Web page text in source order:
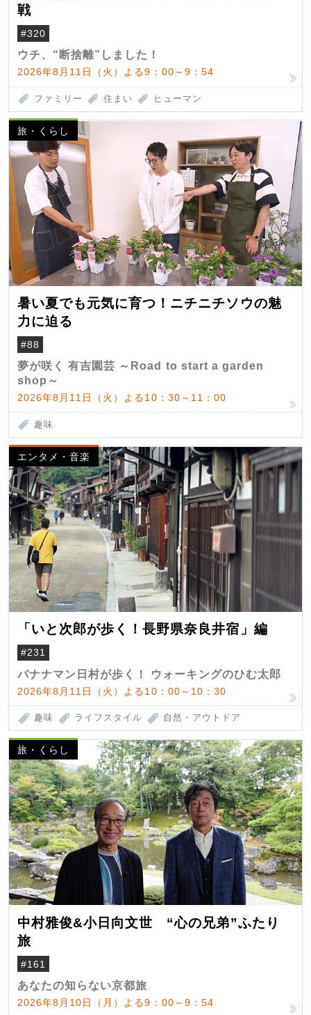
戦
#320
ウチ、“断捨離”しました！
2026年8月11日（火）よる9：00～9：54
ファミリー 住まい ヒューマン
旅・くらし
暑い夏でも元気に育つ！ニチニチソウの魅
力に迫る
#88
夢が咲く 有吉園芸 ～Road to start a garden
shop～
2026年8月11日（火）よる10：30～11：00
趣味
エンタメ・音楽
「いと次郎が歩く！長野県奈良井宿」編
#231
バナナマン日村が歩く！ ウォーキングのひむ太郎
2026年8月11日（火）よる10：00～10：30
趣味 ライフスタイル 自然・アウトドア
旅・くらし
中村雅俊&小日向文世 “心の兄弟”ふたり
旅
#161
あなたの知らない京都旅
2026年8月10日（月）よる9：00～9：54